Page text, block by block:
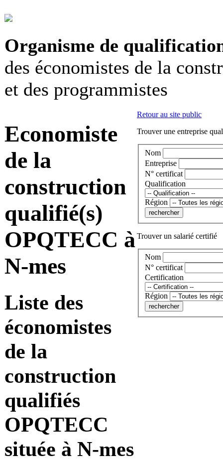
Organisme de
des économistes de la
et des programmistes
Economiste
de la
construction
qualifié(s)
OPQTECC à
N-mes
Liste des
économistes
de la
construction
qualifiés
OPQTECC
située à N-mes
Retour au site public
Trouver une entreprise
Nom
Entreprise
N° certificat
Qualification
Région
Trouver un salarié certifié
Nom
N° certificat
Certification
Région